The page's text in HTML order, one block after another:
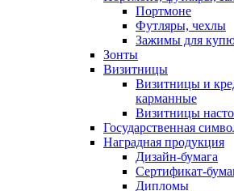
Портмоне
Футляры, чехлы
Зажимы для
Зонты
Визитницы
Визитницы и
карманные
Визитницы
Государственная
Наградная продукция
Дизайн-бумага
Сертификат-
Дипломы